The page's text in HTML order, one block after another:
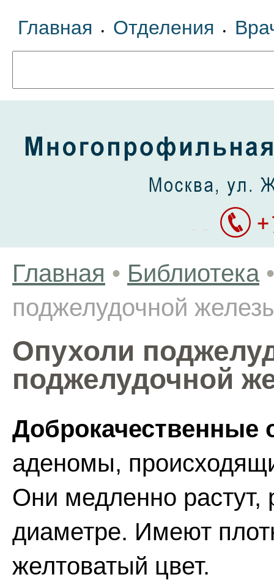
Главная • Отделения •
Главная • Библиотека •
поджелудочной
Опухоли
поджелудочной
Доброкачественные
аденомы,
Они медленно растут,
диаметре. Имеют
желтоватый цвет.